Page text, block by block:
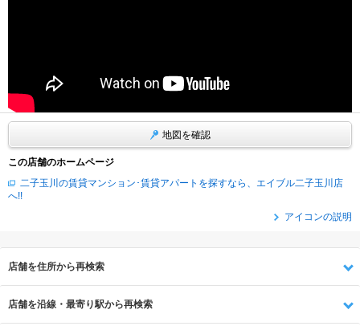
地図を確認
この店舗のホームページ
二子玉川の賃貸マンション･賃貸アパートを探すなら、エイブル二子玉川店
へ!!
アイコンの説明
店舗を住所から再検索
店舗を沿線・最寄り駅から再検索